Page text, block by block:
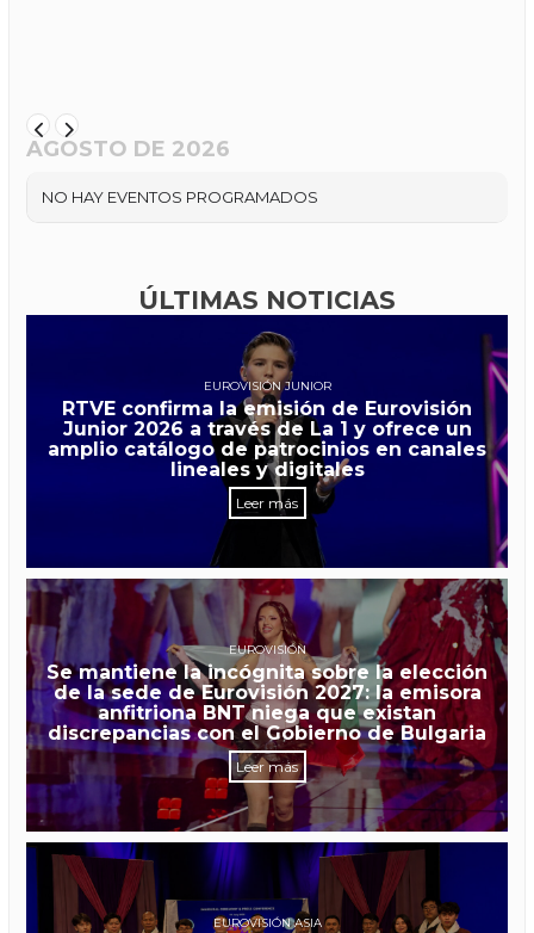
AGOSTO DE 2026
NO HAY EVENTOS PROGRAMADOS
ÚLTIMAS NOTICIAS
EUROVISIÓN JUNIOR
RTVE confirma la emisión de Eurovisión
Junior 2026 a través de La 1 y ofrece un
amplio catálogo de patrocinios en canales
lineales y digitales
Leer más
EUROVISIÓN
Se mantiene la incógnita sobre la elección
de la sede de Eurovisión 2027: la emisora
anfitriona BNT niega que existan
discrepancias con el Gobierno de Bulgaria
Leer más
EUROVISIÓN ASIA